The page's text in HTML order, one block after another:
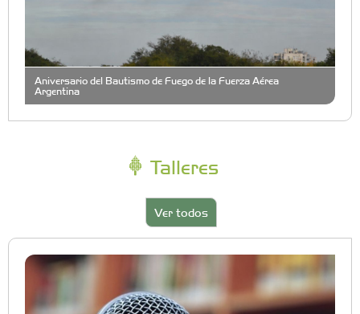
Aniversario del Bautismo de Fuego de la Fuerza Aérea
Argentina
Talleres
Ver todos